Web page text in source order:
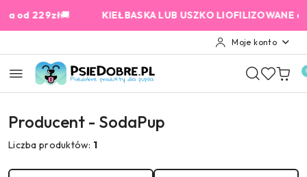
Przejdź do treści głównej
Przejdź do wyszukiwarki
Przejdź do moje konto
Przejdź do menu głównego
Przejdź do stopki
229zł🚚 KIEŁBASKA LUB USZKO LIOFILIZOWANE od
Moje konto
Producent - SodaPup
Liczba produktów: 1